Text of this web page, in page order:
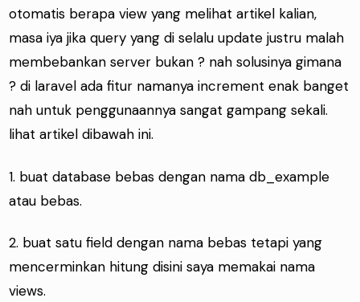
otomatis berapa view yang melihat artikel kalian,
masa iya jika query yang di selalu update justru malah
membebankan server bukan ? nah solusinya gimana
? di laravel ada fitur namanya increment enak banget
nah untuk penggunaannya sangat gampang sekali.
lihat artikel dibawah ini.
1. buat database bebas dengan nama db_example
atau bebas.
2. buat satu field dengan nama bebas tetapi yang
mencerminkan hitung disini saya memakai nama
views.